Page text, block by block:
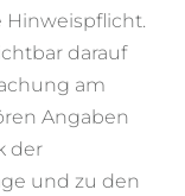
Hinweispflicht.
darauf
am
Angaben
der
und zu den